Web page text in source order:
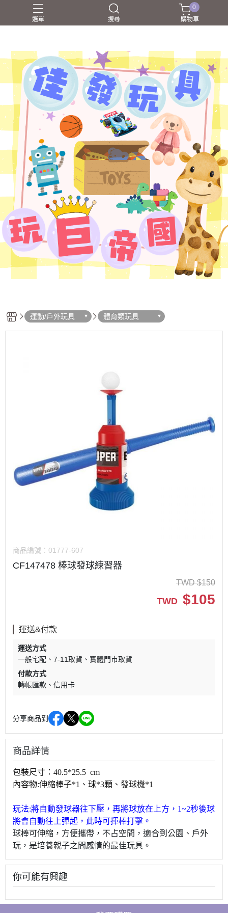
選單 搜尋
NERF射擊玩具 家家酒
戰鬥陀螺BEYBLADEX
益智挑戰
盲盒
0
購物車
運動/戶外玩具 體育類玩具
商品編號： 01777-607
CF147478 棒球發球練習器
TWD $150
TWD $105
運送&付款
運送方式
一般宅配
7-11取貨
實體門市取貨
付款方式
轉帳匯款
信用卡
分享商品到
商品詳情
包裝尺寸：40.5*25.5 cm
內容物:伸縮棒子*1、球*3顆、發球機*1
玩法:將自動發球器往下壓，再將球放在上方，1~2秒後球
將會自動往上彈起，此時可揮棒打擊。
球棒可伸縮，方便攜帶，不占空間，適合到公園、戶外
玩，是培養親子之間感情的最佳玩具。
你可能有興趣